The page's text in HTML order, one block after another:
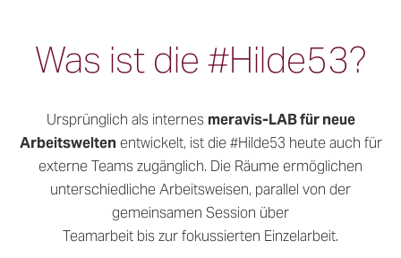
Was ist die #Hilde53?
Ursprünglich als internes meravis-LAB für neue
Arbeitswelten entwickelt, ist die #Hilde53 heute auch für
externe Teams zugänglich. Die Räume ermöglichen
unterschiedliche Arbeitsweisen, parallel von der
gemeinsamen Session über
Teamarbeit bis zur fokussierten Einzelarbeit.